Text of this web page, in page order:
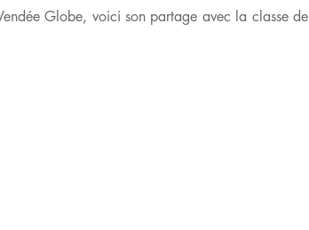
Globe, voici son partage avec la classe de